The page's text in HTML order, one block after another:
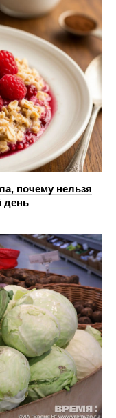
почему нельзя
день